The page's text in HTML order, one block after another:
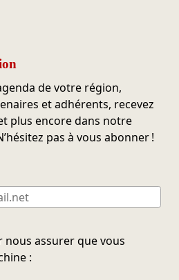
de votre région,
et adhérents, recevez
plus encore dans notre
pas à vous abonner !
assurer que vous
: